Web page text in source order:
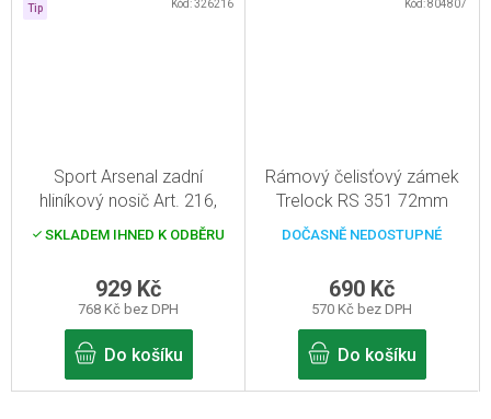
Tip
Sport Arsenal zadní
hliníkový nosič Art. 216,
černý
SKLADEM IHNED K ODBĚRU
768 Kč bez DPH
929 Kč
Do košíku
Kód:326216
Rámový čelisťový zámek
Trelock RS 351 72mm
DOČASNĚ NEDOSTUPNÉ
570 Kč bez DPH
690 Kč
Do košíku
Kód:804807